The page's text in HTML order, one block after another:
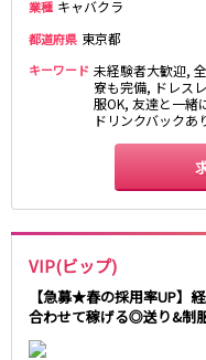
業種 キャバクラ
都道府県 東京都
キーワード 未経験者大歓迎,
寮も完備, ドレス
服OK, 友達と一緒
ドリンクバックあ
VIP(ビップ)
【急募★春の採用率UP】
合わせて稼げる◎送り&制
千葉県
八千代台・勝田台
栃木県
宇都宮
五反田駅
渋谷駅
品川駅
駒込駅
高田馬場駅
西日暮里駅
目白駅
東京メトロ丸ノ内線
池袋駅
新宿駅